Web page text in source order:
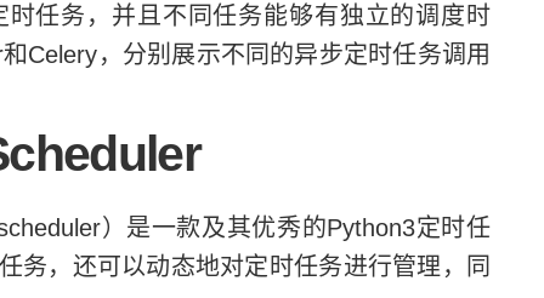
任务，并且不同任务能够有独立的调度时
Celery，分别展示不同的异步定时任务调用
）是一款及其优秀的Python3定时任
务，还可以动态地对定时任务进行管理，同